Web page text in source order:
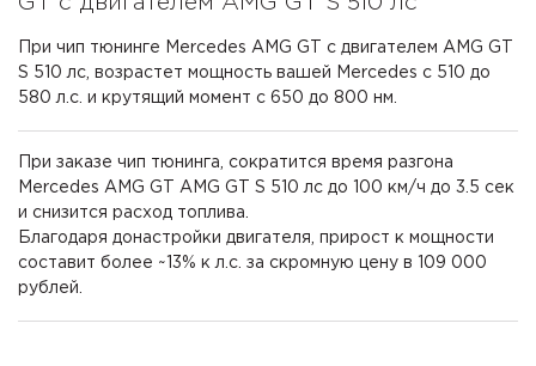
При чип тюнинге Mercedes AMG GT с двигателем AMG GT
S 510 лс, возрастет мощность вашей Mercedes с 510 до
580 л.с. и крутящий момент с 650 до 800 нм.
При заказе чип тюнинга, сократится время разгона
Mercedes AMG GT AMG GT S 510 лс до 100 км/ч до 3.5 сек
и снизится расход топлива.
Благодаря донастройки двигателя, прирост к мощности
составит более ~13% к л.с. за скромную цену в 109 000
рублей.